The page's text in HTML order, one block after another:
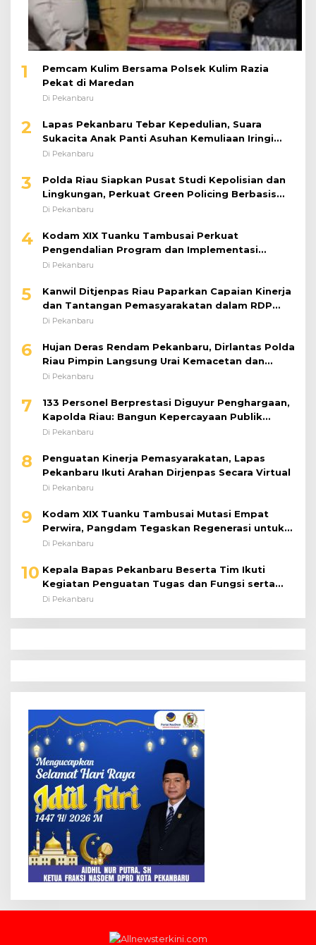
1
Pemcam Kulim Bersama Polsek Kulim Razia
Pekat di Maredan
Di Pekanbaru
2
Lapas Pekanbaru Tebar Kepedulian, Suara
Sukacita Anak Panti Asuhan Kemuliaan Iringi
Bantuan Sosial
Di Pekanbaru
3
Polda Riau Siapkan Pusat Studi Kepolisian dan
Lingkungan, Perkuat Green Policing Berbasis
Riset
Di Pekanbaru
4
Kodam XIX Tuanku Tambusai Perkuat
Pengendalian Program dan Implementasi
Doktrin TNI AD
Di Pekanbaru
5
Kanwil Ditjenpas Riau Paparkan Capaian Kinerja
dan Tantangan Pemasyarakatan dalam RDP
Bersama Komisi XIII DPR RI
Di Pekanbaru
6
Hujan Deras Rendam Pekanbaru, Dirlantas Polda
Riau Pimpin Langsung Urai Kemacetan dan
Bantu Pengendara
Di Pekanbaru
7
133 Personel Berprestasi Diguyur Penghargaan,
Kapolda Riau: Bangun Kepercayaan Publik
dengan Karya Nyata
Di Pekanbaru
8
Penguatan Kinerja Pemasyarakatan, Lapas
Pekanbaru Ikuti Arahan Dirjenpas Secara Virtual
Di Pekanbaru
9
Kodam XIX Tuanku Tambusai Mutasi Empat
Perwira, Pangdam Tegaskan Regenerasi untuk
Perkuat Kinerja Satuan
Di Pekanbaru
10 Kepala Bapas Pekanbaru Beserta Tim Ikuti
Kegiatan Penguatan Tugas dan Fungsi serta
Paparan Penempatan WBP ke Lapas Terbuka
Di Pekanbaru